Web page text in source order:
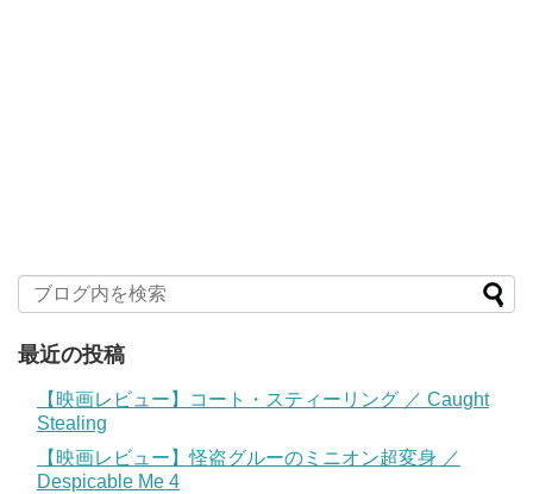
最近の投稿
【映画レビュー】コート・スティーリング ／ Caught
Stealing
【映画レビュー】怪盗グルーのミニオン超変身 ／
Despicable Me 4